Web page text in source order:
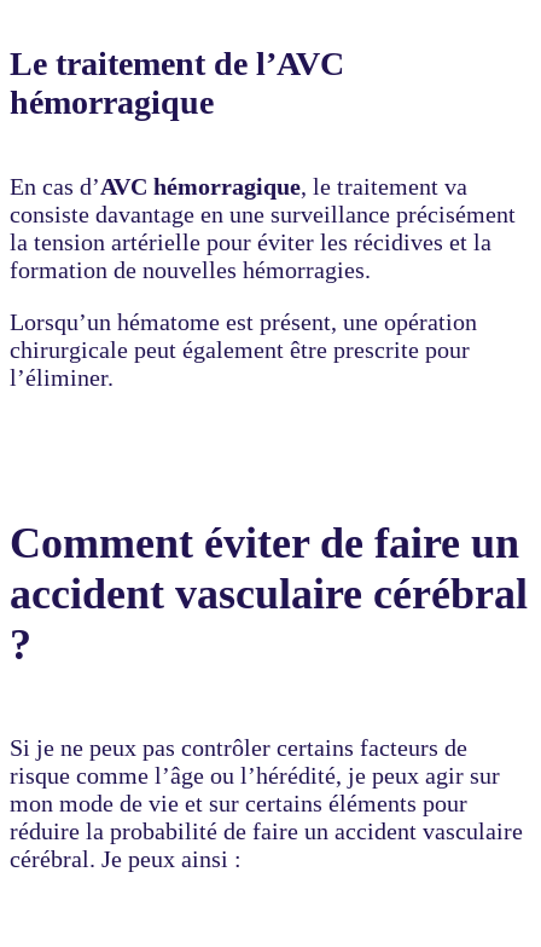
Le traitement de l’AVC
hémorragique
En cas d’AVC hémorragique, le traitement va
consiste davantage en une surveillance précisément
la tension artérielle pour éviter les récidives et la
formation de nouvelles hémorragies.
Lorsqu’un hématome est présent, une opération
chirurgicale peut également être prescrite pour
l’éliminer.
Comment éviter de faire un
accident vasculaire cérébral
?
Si je ne peux pas contrôler certains facteurs de
risque comme l’âge ou l’hérédité, je peux agir sur
mon mode de vie et sur certains éléments pour
réduire la probabilité de faire un accident vasculaire
cérébral. Je peux ainsi :